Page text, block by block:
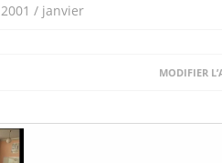
2001 / janvier
MODIFIER